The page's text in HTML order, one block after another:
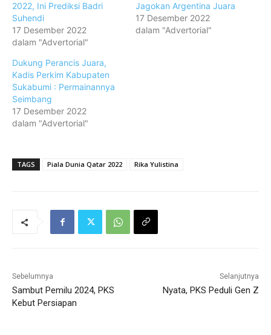
2022, Ini Prediksi Badri
Suhendi
17 Desember 2022
dalam "Advertorial"
Jagokan Argentina Juara
17 Desember 2022
dalam "Advertorial"
Dukung Perancis Juara,
Kadis Perkim Kabupaten
Sukabumi : Permainannya
Seimbang
17 Desember 2022
dalam "Advertorial"
TAGS Piala Dunia Qatar 2022 Rika Yulistina
Sebelumnya
Sambut Pemilu 2024, PKS
Kebut Persiapan
Selanjutnya
Nyata, PKS Peduli Gen Z